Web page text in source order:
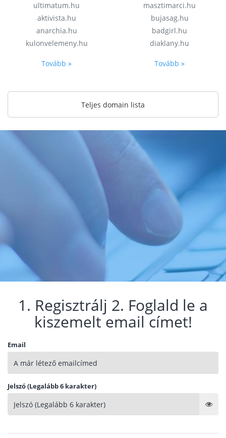
ultimatum.hu
aktivista.hu
anarchia.hu
kulonvelemeny.hu
Tovább »
masztimarci.hu
bujasag.hu
badgirl.hu
diaklany.hu
Tovább »
Teljes domain lista
1. Regisztrálj 2. Foglald le a
kiszemelt email címet!
Email
Jelszó (Legalább 6 karakter)